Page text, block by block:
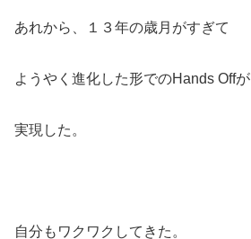
あれから、１３年の歳月がすぎて
ようやく進化した形でのHands Offが
実現した。
自分もワクワクしてきた。